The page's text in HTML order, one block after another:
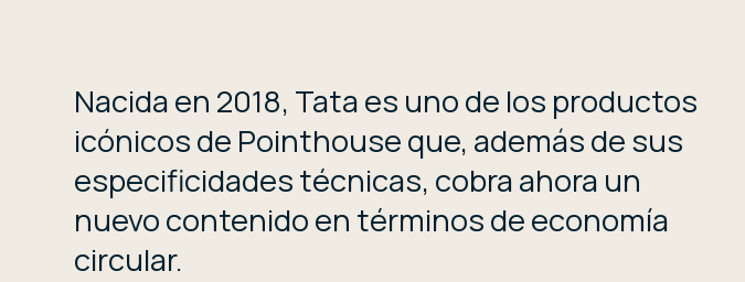
Nacida en 2018, Tata es uno de los productos
icónicos de Pointhouse que, además de sus
especificidades técnicas, cobra ahora un
nuevo contenido en términos de economía
circular.